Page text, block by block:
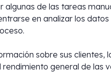
de las tareas
en analizar los
sobre sus clientes,
general de las